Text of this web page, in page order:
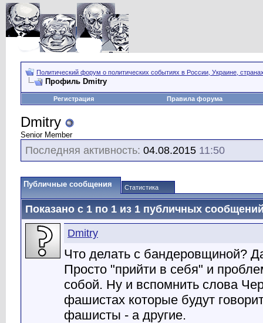
Политический форум о политических событиях в России, Украине,
Профиль Dmitry
Регистрация Правила форума
Dmitry
Senior Member
Последняя активность: 04.08.2015 11:50
Публичные сообщения Статистика
Показано с 1 по 1 из 1 публичных
Dmitry
Что делать с бандеровщиной?
Просто "прийти в себя" и
собой. Ну и вспомнить слова
фашистах которые будут
фашисты - а другие.